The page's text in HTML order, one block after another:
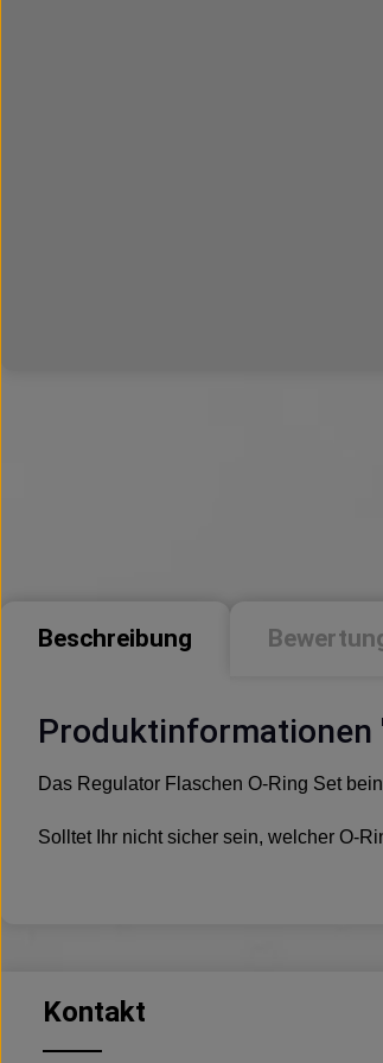
Beschreibung
Produktinformationen
Das Regulator Flaschen O-Ring Set
Solltet Ihr nicht sicher sein, welcher O-
Kontakt